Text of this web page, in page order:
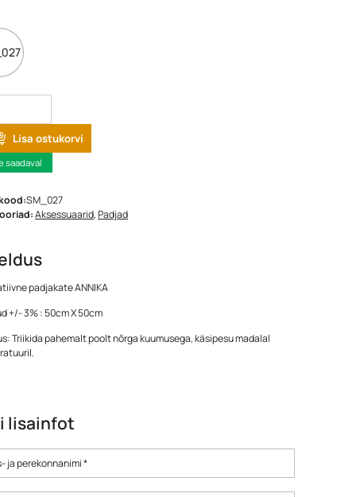
Lisa ostukorvi
saadaval
SM_027
Aksessuaarid,Padjad
padjakate ANNIKA
+/- 3% : 50cm X 50cm
Triikida pahemalt poolt nõrga kuumusega, käsipesu madalal
lisainfot
ja perekonnanimi *